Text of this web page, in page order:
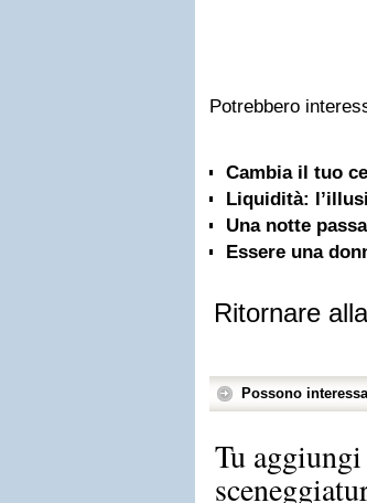
Potrebbero
Cambia il tuo
Liquidità:
Una notte
Essere una
Ritornare
Possono
Tu